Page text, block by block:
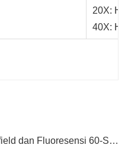
20X:
40X:
sebelumnya : Pemindai Brightfield dan Fluoresensi 60-Slide